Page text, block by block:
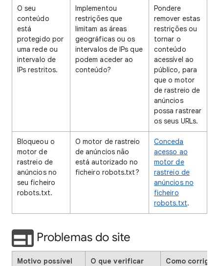
O seu
conteúdo
está
protegido por
uma rede ou
intervalo de
IPs restritos.
Implementou
restrições que
limitam as áreas
geográficas ou os
intervalos de IPs que
podem aceder ao
conteúdo?
Pondere
remover estas
restrições ou
tornar o
conteúdo
acessível ao
público, para
que o motor
de rastreio de
anúncios
possa rastrear
os seus URLs.
Bloqueou o
motor de
rastreio de
anúncios no
seu ficheiro
robots.txt.
O motor de rastreio
de anúncios não
está autorizado no
ficheiro robots.txt?
Conceda
acesso ao
motor de
rastreio de
anúncios no
ficheiro
robots.txt.
Problemas do site
Motivo possível O que verificar Como corrigir